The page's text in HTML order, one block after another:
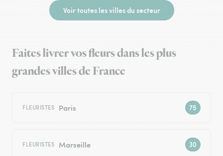
Voir toutes les villes du secteur
Faites livrer vos fleurs dans les plus
grandes villes de France
FLEURISTES Paris
FLEURISTES Marseille